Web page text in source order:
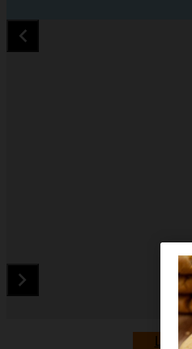
Diapositiva 1 de 5. Xiaomi 15
Lo